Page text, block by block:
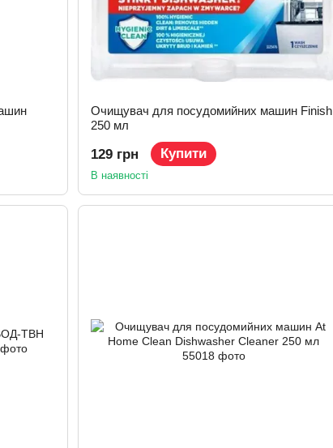
Очищувач для посудомийних машин Finish
250 мл
129 грн Купити
В наявності